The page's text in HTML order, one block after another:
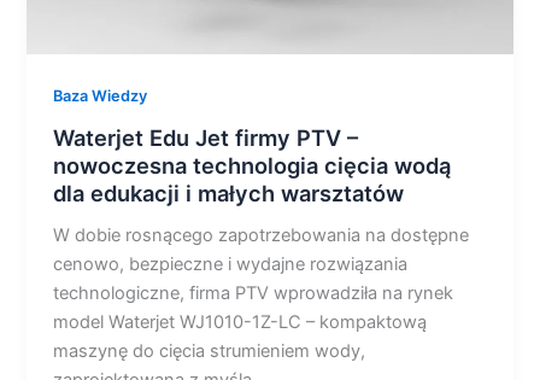
Baza Wiedzy
Waterjet Edu Jet firmy PTV –
nowoczesna technologia cięcia wodą
dla edukacji i małych warsztatów
W dobie rosnącego zapotrzebowania na dostępne
cenowo, bezpieczne i wydajne rozwiązania
technologiczne, firma PTV wprowadziła na rynek
model Waterjet WJ1010-1Z-LC – kompaktową
maszynę do cięcia strumieniem wody,
i
warsztatów